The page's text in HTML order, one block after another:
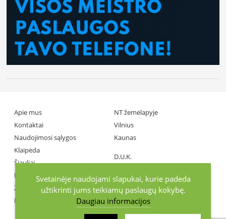
Apie mus
Kontaktai
Naudojimosi sąlygos
NT žemėlapyje
Vilnius
Kaunas
Klaipėda
Šiauliai
Panevėžys
D.U.K.
Žiniasklaida
Investuotojai
+370686 77737
Svetainėje naudojami slapukai, kurie padeda
užtikrinti jums teikiamų paslaugų kokybę.
Daugiau informacijos